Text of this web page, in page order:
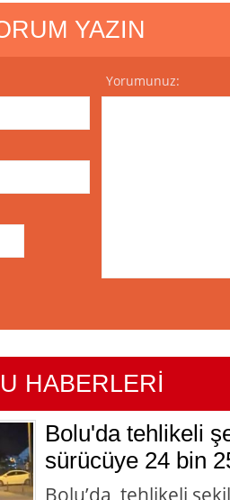
YAZIN
Yorumunuz:
HABERLERİ
Bolu'da tehlikeli
sürücüye 24 bin
Bolu’da, tehlikeli